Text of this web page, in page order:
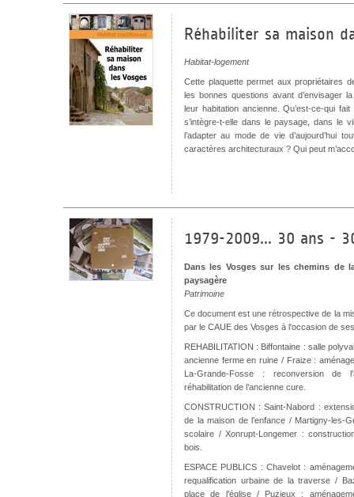
Réhabiliter sa maison
Habitat-logement
Cette plaquette permet aux propriétaires
les bonnes questions avant d’envisager
leur habitation ancienne. Qu’est-ce-qui
s’intègre-t-elle dans le paysage, dans le
l’adapter au mode de vie d’aujourd’hui
caractères architecturaux ? Qui peut
1979-2009... 30 ans -
Dans les Vosges sur les chemins de
paysagère
Patrimoine
Ce document est une rétrospective de la
par le CAUE des Vosges à l'occasion de
REHABILITATION : Biffontaine : salle
ancienne ferme en ruine / Fraize :
La-Grande-Fosse : reconversion de
réhabilitation de l’ancienne cure.
CONSTRUCTION : Saint-Nabord :
de la maison de l’enfance / Martigny-les-
scolaire / Xonrupt-Longemer :
bois.
ESPACE PUBLICS : Chavelot :
requalification urbaine de la traverse /
place de l’église / Puzieux :